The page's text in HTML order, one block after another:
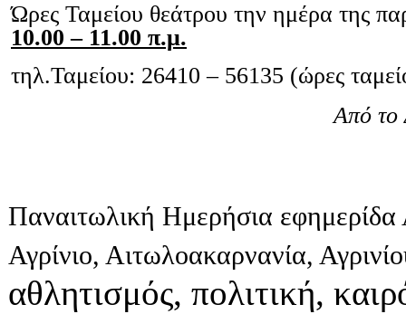
Ώρες Ταμείου θεάτρου την ημέρα της
10.00 – 11.00 π.μ.
τηλ.Ταμείου: 26410 – 56135 (ώρες
Από το
Παναιτωλική Ημερήσια εφημερίδα
Αγρίνιο, Αιτωλοακαρνανία,
αθλητισμός, πολιτική,